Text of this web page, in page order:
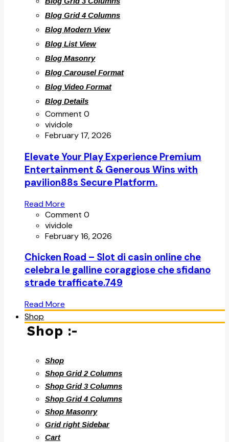
Blog Grid 4 Columns
Blog Modern View
Blog List View
Blog Masonry
Blog Carousel Format
Blog Video Format
Blog Details
Comment 0
vividole
February 17, 2026
Elevate Your Play Experience Premium
Entertainment & Generous Wins with
pavilion88s Secure Platform.
Read More
Comment 0
vividole
February 16, 2026
Chicken Road – Slot di casin online che
celebra le galline coraggiose che sfidano
strade trafficate.749
Read More
Shop
Shop :-
Shop
Shop Grid 2 Columns
Shop Grid 3 Columns
Shop Grid 4 Columns
Shop Masonry
Grid right Sidebar
Cart